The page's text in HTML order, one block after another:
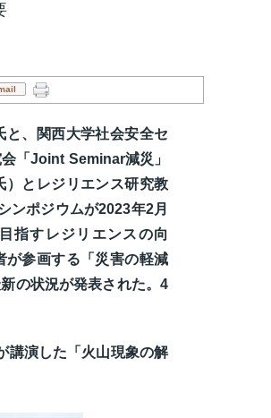
と、関西大学社会安全セ
「Joint Seminar減災」
とレジリエンス研究教
ンポジウムが2023年2月
指すレジリエンスの向
が参画する「災害の軽減
の状況が発表された。4
講演した「火山現象の解